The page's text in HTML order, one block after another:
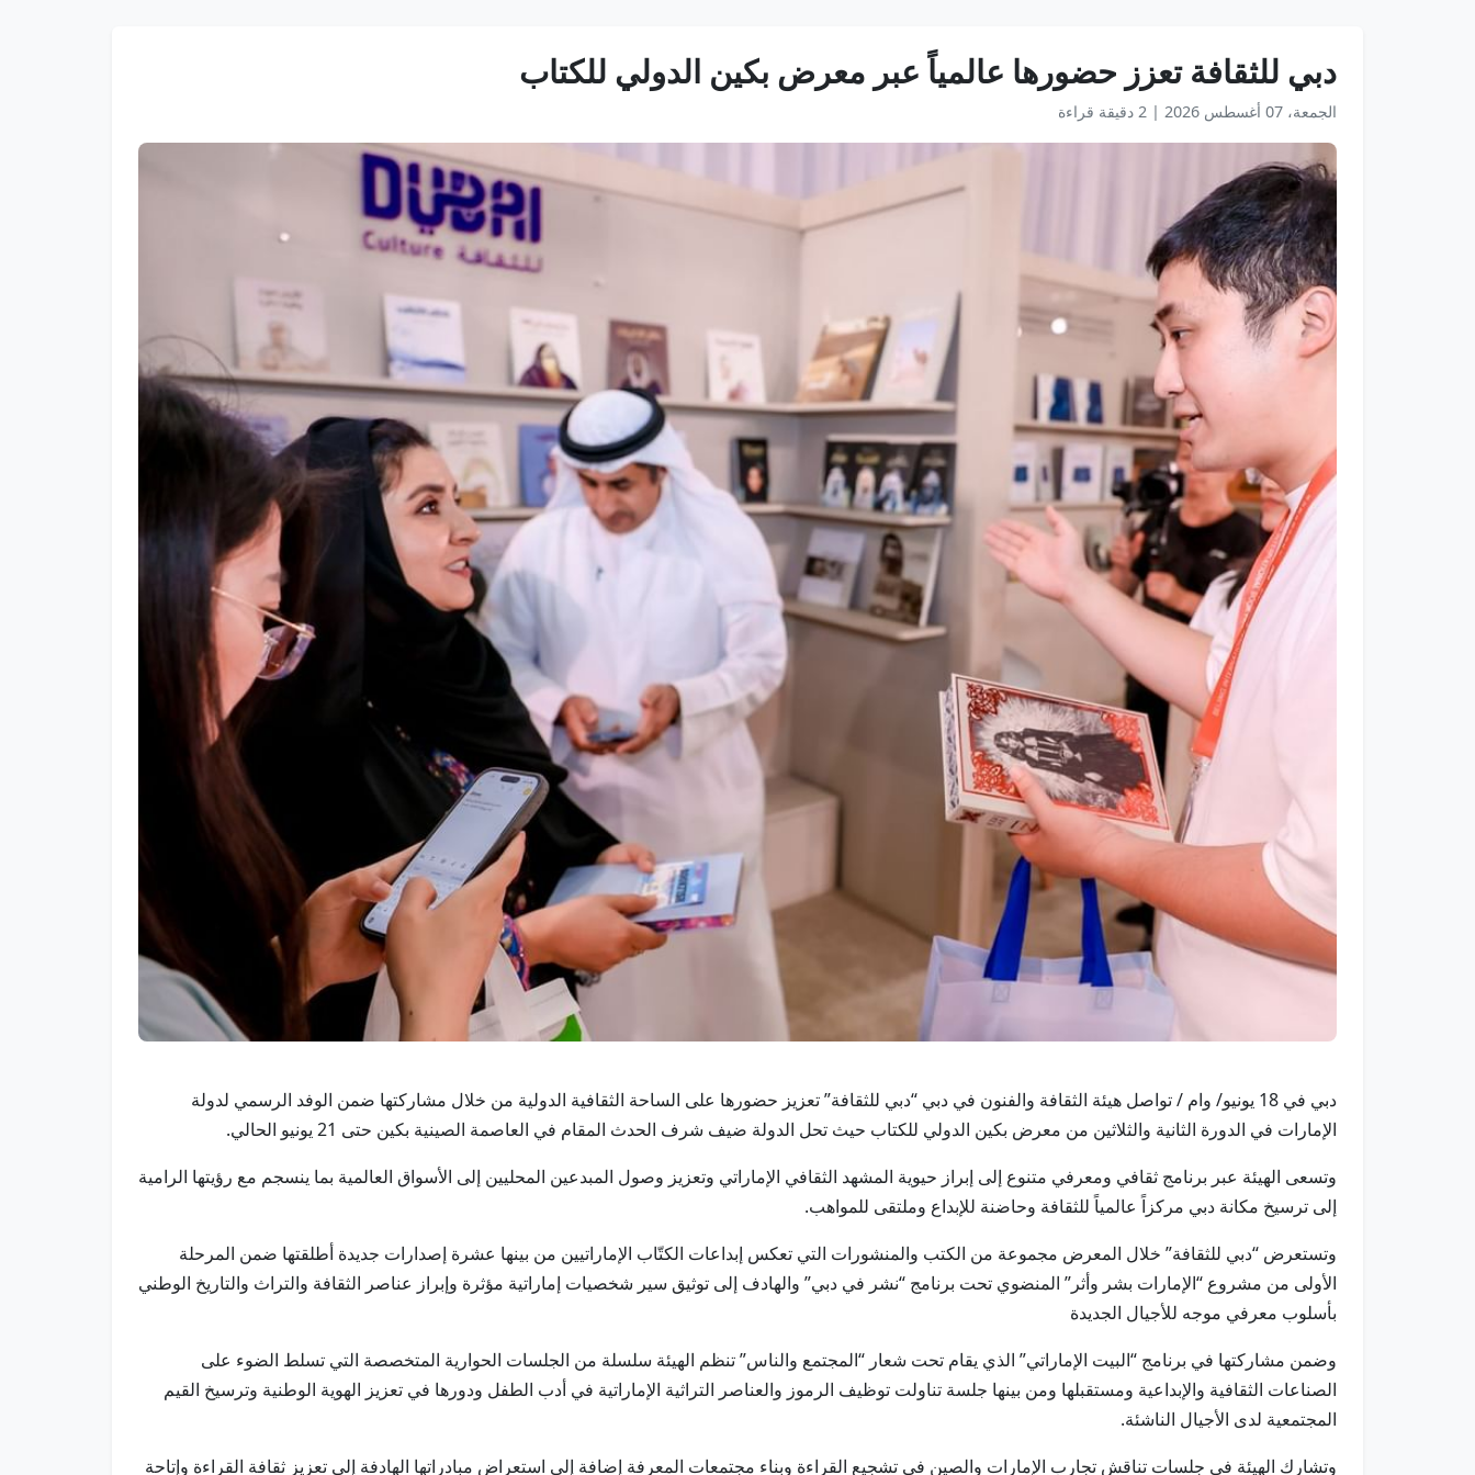
دبي للثقافة تعزز حضورها عالمياً عبر معرض بكين الدولي للكتاب
الجمعة، 07 أغسطس 2026 | 2 دقيقة قراءة
دبي في 18 يونيو/ وام / تواصل هيئة الثقافة والفنون في دبي “دبي للثقافة” تعزيز حضورها على الساحة الثقافية الدولية من خلال مشاركتها ضمن الوفد الرسمي لدولة
الإمارات في الدورة الثانية والثلاثين من معرض بكين الدولي للكتاب حيث تحل الدولة ضيف شرف الحدث المقام في العاصمة الصينية بكين حتى 21 يونيو الحالي.
وتسعى الهيئة عبر برنامج ثقافي ومعرفي متنوع إلى إبراز حيوية المشهد الثقافي الإماراتي وتعزيز وصول المبدعين المحليين إلى الأسواق العالمية بما ينسجم مع رؤيتها الرامية
إلى ترسيخ مكانة دبي مركزاً عالمياً للثقافة وحاضنة للإبداع وملتقى للمواهب.
وتستعرض “دبي للثقافة” خلال المعرض مجموعة من الكتب والمنشورات التي تعكس إبداعات الكتّاب الإماراتيين من بينها عشرة إصدارات جديدة أطلقتها ضمن المرحلة
الأولى من مشروع “الإمارات بشر وأثر” المنضوي تحت برنامج “نشر في دبي” والهادف إلى توثيق سير شخصيات إماراتية مؤثرة وإبراز عناصر الثقافة والتراث والتاريخ الوطني
بأسلوب معرفي موجه للأجيال الجديدة
وضمن مشاركتها في برنامج “البيت الإماراتي” الذي يقام تحت شعار “المجتمع والناس” تنظم الهيئة سلسلة من الجلسات الحوارية المتخصصة التي تسلط الضوء على
الصناعات الثقافية والإبداعية ومستقبلها ومن بينها جلسة تناولت توظيف الرموز والعناصر التراثية الإماراتية في أدب الطفل ودورها في تعزيز الهوية الوطنية وترسيخ القيم
المجتمعية لدى الأجيال الناشئة.
وتشارك الهيئة في جلسات تناقش تجارب الإمارات والصين في تشجيع القراءة وبناء مجتمعات المعرفة إضافة إلى استعراض مبادراتها الهادفة إلى تعزيز ثقافة القراءة وإتاحة